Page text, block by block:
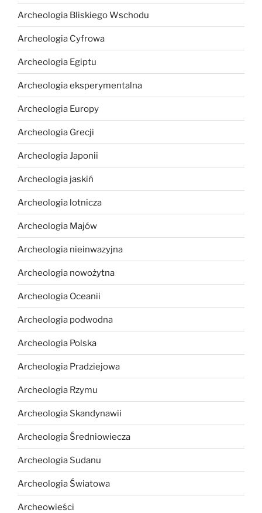
Archeologia Bliskiego Wschodu
Archeologia Cyfrowa
Archeologia Egiptu
Archeologia eksperymentalna
Archeologia Europy
Archeologia Grecji
Archeologia Japonii
Archeologia jaskiń
Archeologia lotnicza
Archeologia Majów
Archeologia nieinwazyjna
Archeologia nowożytna
Archeologia Oceanii
Archeologia podwodna
Archeologia Polska
Archeologia Pradziejowa
Archeologia Rzymu
Archeologia Skandynawii
Archeologia Średniowiecza
Archeologia Sudanu
Archeologia Światowa
Archeowieści